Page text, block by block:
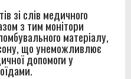
зі слів медичного
з тим монітори
матеріалу,
що унеможливлює
допомоги у